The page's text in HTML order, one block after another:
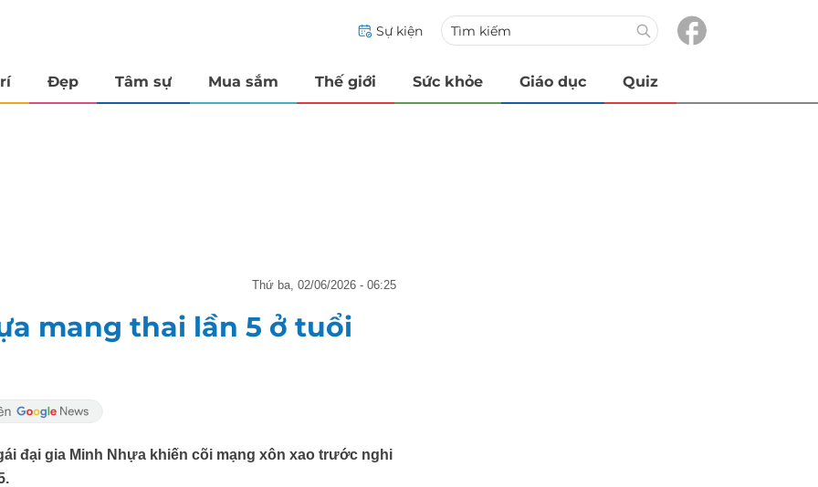
Sự kiện
Đẹp Tâm sự Mua sắm Thế giới Sức khỏe Giáo dục Quiz
thứ ba, 02/06/2026 - 06:25
mang thai lần 5 ở tuổi
đại gia Minh Nhựa khiến cõi mạng xôn xao trước nghi